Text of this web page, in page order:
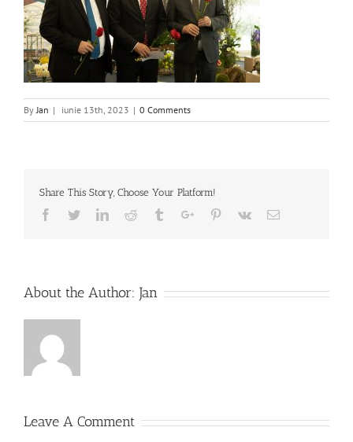
ByJan | iunie 13th, 2023 | 0 Comments
Share This Story, Choose Your Platform!
Facebook
TwitterLinkedinReddit TumblrGoogle+Pinterest
Vk Email
About the Author: Jan
Leave A Comment